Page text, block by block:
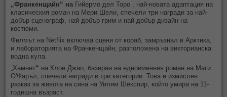
„Франкенщайн“ на Гийермо дел Торо , най-новата адаптация на
класическия роман на Мери Шели, спечели три награди за най-
добър сценограф, най-добър грим и най-добър дизайн на
костюми.
Филмът на Netflix включва сцени от кораб, замръзнал в Арктика,
и лабораторията на Франкенщайн, разположена на викторианска
водна кула.
„Хамнет“ на Клое Джао, базиран на едноименния роман на Маги
О'Фаръл, спечели награди в три категории. Това е измислен
разказ за живота на сина на Уилям Шекспир, който умира на 11-
годишна възраст.